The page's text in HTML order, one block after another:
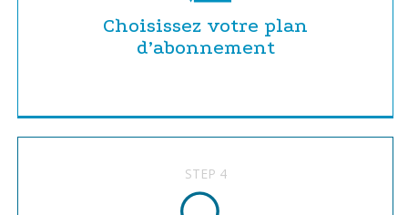
Choisissez votre plan
d’abonnement
STEP 4